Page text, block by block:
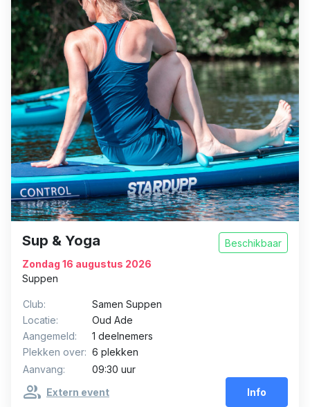
Sup & Yoga
Zondag 16 augustus 2026
Suppen
Beschikbaar
Club:
Samen Suppen
Locatie:
Oud Ade
Aangemeld:
1 deelnemers
Plekken over: 6 plekken
Aanvang:
09:30 uur
group Extern event Info